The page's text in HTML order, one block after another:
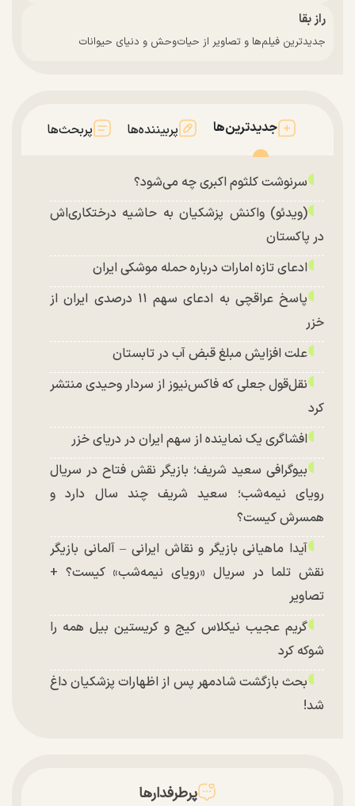
راز بقا
جدیدترین فیلم‌ها و تصاویر از حیات‌وحش و دنیای حیوانات
جدیدترین‌ها پربیننده‌ها پربحث‌ها
سرنوشت کلثوم اکبری چه می‌شود؟
(ویدئو) واکنش پزشکیان به حاشیه درختکاری‌اش
در پاکستان
ادعای تازه امارات درباره حمله موشکی ایران
پاسخ عراقچی به ادعای سهم ۱۱ درصدی ایران از
خزر
علت افزایش مبلغ قبض آب در تابستان
نقل‌قول جعلی که فاکس‌نیوز از سردار وحیدی منتشر
کرد
افشاگری یک نماینده از سهم ایران در دریای خزر
بیوگرافی سعید شریف؛ بازیگر نقش فتاح در سریال
رویای نیمه‌شب؛ سعید شریف چند سال دارد و
همسرش کیست؟
آیدا ماهیانی بازیگر و نقاش ایرانی – آلمانی بازیگر
نقش تلما در سریال «رویای نیمه‌شب» کیست؟ +
تصاویر
گریم عجیب نیکلاس کیج و کریستین بیل همه را
شوکه کرد
بحث بازگشت شادمهر پس از اظهارات پزشکیان داغ
شد!
توافق با آمریکا در انتظار تایید نهایی شعام؟
پرطرفدارها